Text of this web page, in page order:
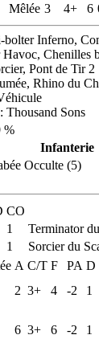
Mêlée 3 4+ 6
Inferno,
Chenilles
Pont de Tir 2
Rhino du
: Thousand Sons
%
Infanterie
Occulte (5)
CO
1
Terminator
1
Sorcier du
A C/T F PA D
2 3+ 4 -2 1
6 3+ 6 -2 1